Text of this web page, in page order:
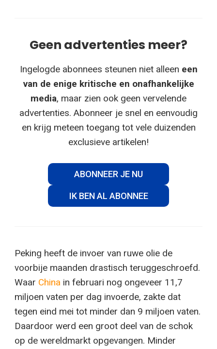
Geen advertenties meer?
Ingelogde abonnees steunen niet alleen een
van de enige kritische en onafhankelijke
media, maar zien ook geen vervelende
advertenties. Abonneer je snel en eenvoudig
en krijg meteen toegang tot vele duizenden
exclusieve artikelen!
ABONNEER JE NU
IK BEN AL ABONNEE
Peking heeft de invoer van ruwe olie de
voorbije maanden drastisch teruggeschroefd.
Waar China in februari nog ongeveer 11,7
miljoen vaten per dag invoerde, zakte dat
tegen eind mei tot minder dan 9 miljoen vaten.
Daardoor werd een groot deel van de schok
op de wereldmarkt opgevangen. Minder